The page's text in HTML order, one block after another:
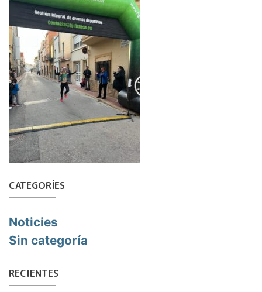
CATEGORÍES
Noticies
Sin categoría
RECIENTES